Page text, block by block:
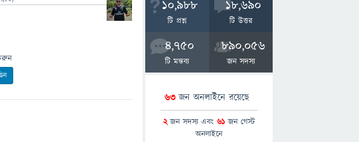
10,988
টি প্রশ্ন
18,690
টি উত্তর
4,750
টি মন্তব্য
890,056
জন সদস্য
63জন অনলাইনে রয়েছে
2জন সদস্য এবং 61 জন গেস্ট
অনলাইনে